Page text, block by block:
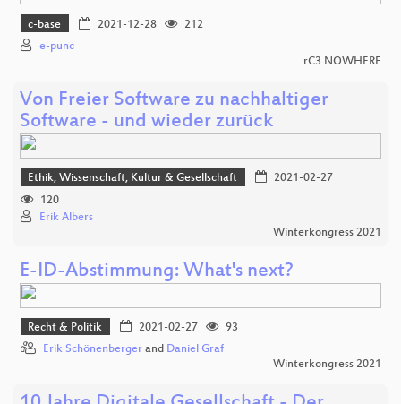
c-base 2021-12-28
212
e-punc
rC3 NOWHERE
Von Freier Software zu nachhaltiger
Software - und wieder zurück
Ethik, Wissenschaft, Kultur & Gesellschaft
2021-02-27
120
Erik Albers
Winterkongress 2021
E-ID-Abstimmung: What's next?
Recht & Politik 2021-02-27
93
Erik Schönenberger and Daniel Graf
Winterkongress 2021